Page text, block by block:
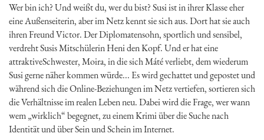
Wer bin ich? Und weißt du, wer du bist? Susi ist in ihrer Klasse eher
eine Außenseiterin, aber im Netz kennt sie sich aus. Dort hat sie auch
ihren Freund Victor. Der Diplomatensohn, sportlich und sensibel,
verdreht Susis Mitschülerin Heni den Kopf. Und er hat eine
attraktiveSchwester, Moira, in die sich Máté verliebt, dem wiederum
Susi gerne näher kommen würde... Es wird gechattet und gepostet und
während sich die Online-Beziehungen im Netz vertiefen, sortieren sich
die Verhältnisse im realen Leben neu. Dabei wird die Frage, wer wann
wem „wirklich“ begegnet, zu einem Krimi über die Suche nach
Identität und über Sein und Schein im Internet.